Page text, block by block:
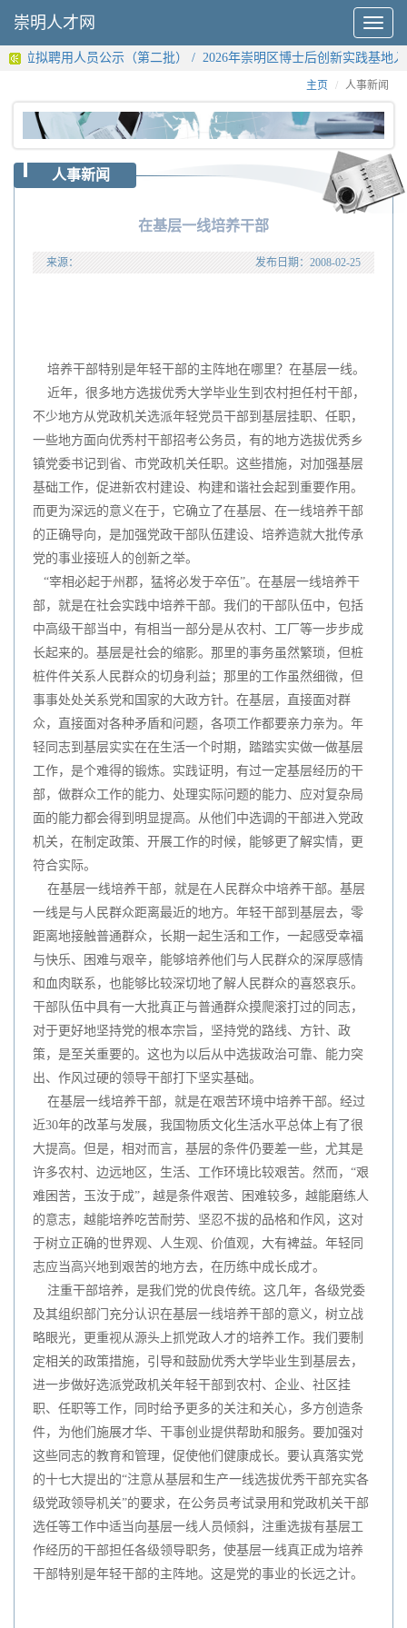
Toggle
崇明人才网
位拟聘用人员公示（第二批） /2026年崇明区博士后创新实践基地入
主页 人事新闻
人事新闻
在基层一线培养干部
发布日期： 2008-02-25
来源：
培养干部特别是年轻干部的主阵地在哪里？在基层一线。
近年，很多地方选拔优秀大学毕业生到农村担任村干部，
不少地方从党政机关选派年轻党员干部到基层挂职、任职，
一些地方面向优秀村干部招考公务员，有的地方选拔优秀乡
镇党委书记到省、市党政机关任职。这些措施，对加强基层
基础工作，促进新农村建设、构建和谐社会起到重要作用。
而更为深远的意义在于，它确立了在基层、在一线培养干部
的正确导向，是加强党政干部队伍建设、培养造就大批传承
党的事业接班人的创新之举。
“宰相必起于州郡，猛将必发于卒伍”。在基层一线培养干
部，就是在社会实践中培养干部。我们的干部队伍中，包括
中高级干部当中，有相当一部分是从农村、工厂等一步步成
长起来的。基层是社会的缩影。那里的事务虽然繁琐，但桩
桩件件关系人民群众的切身利益；那里的工作虽然细微，但
事事处处关系党和国家的大政方针。在基层，直接面对群
众，直接面对各种矛盾和问题，各项工作都要亲力亲为。年
轻同志到基层实实在在生活一个时期，踏踏实实做一做基层
工作，是个难得的锻炼。实践证明，有过一定基层经历的干
部，做群众工作的能力、处理实际问题的能力、应对复杂局
面的能力都会得到明显提高。从他们中选调的干部进入党政
机关，在制定政策、开展工作的时候，能够更了解实情，更
符合实际。
在基层一线培养干部，就是在人民群众中培养干部。基层
一线是与人民群众距离最近的地方。年轻干部到基层去，零
距离地接触普通群众，长期一起生活和工作，一起感受幸福
与快乐、困难与艰辛，能够培养他们与人民群众的深厚感情
和血肉联系，也能够比较深切地了解人民群众的喜怒哀乐。
干部队伍中具有一大批真正与普通群众摸爬滚打过的同志，
对于更好地坚持党的根本宗旨，坚持党的路线、方针、政
策，是至关重要的。这也为以后从中选拔政治可靠、能力突
出、作风过硬的领导干部打下坚实基础。
在基层一线培养干部，就是在艰苦环境中培养干部。经过
近30年的改革与发展，我国物质文化生活水平总体上有了很
大提高。但是，相对而言，基层的条件仍要差一些，尤其是
许多农村、边远地区，生活、工作环境比较艰苦。然而，“艰
难困苦，玉汝于成”，越是条件艰苦、困难较多，越能磨练人
的意志，越能培养吃苦耐劳、坚忍不拔的品格和作风，这对
于树立正确的世界观、人生观、价值观，大有裨益。年轻同
志应当高兴地到艰苦的地方去，在历练中成长成才。
注重干部培养，是我们党的优良传统。这几年，各级党委
及其组织部门充分认识在基层一线培养干部的意义，树立战
略眼光，更重视从源头上抓党政人才的培养工作。我们要制
定相关的政策措施，引导和鼓励优秀大学毕业生到基层去，
进一步做好选派党政机关年轻干部到农村、企业、社区挂
职、任职等工作，同时给予更多的关注和关心，多方创造条
件，为他们施展才华、干事创业提供帮助和服务。要加强对
这些同志的教育和管理，促使他们健康成长。要认真落实党
的十七大提出的“注意从基层和生产一线选拔优秀干部充实各
级党政领导机关”的要求，在公务员考试录用和党政机关干部
选任等工作中适当向基层一线人员倾斜，注重选拔有基层工
作经历的干部担任各级领导职务，使基层一线真正成为培养
干部特别是年轻干部的主阵地。这是党的事业的长远之计。